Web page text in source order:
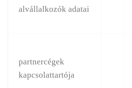
alvállalkozók adatai
partnercégek
kapcsolattartója